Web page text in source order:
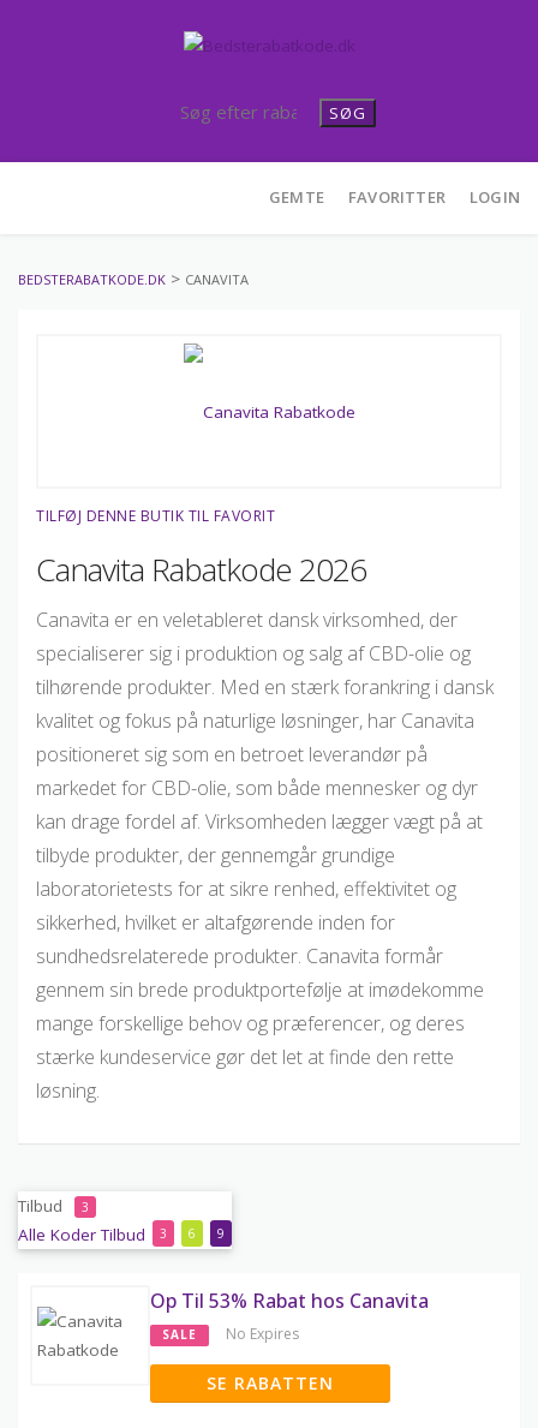
SØG
GEMTE FAVORITTER LOGIN
BEDSTERABATKODE.DK > CANAVITA
TILFØJ DENNE BUTIK TIL FAVORIT
Canavita Rabatkode 2026
Canavita er en veletableret dansk virksomhed, der
specialiserer sig i produktion og salg af CBD-olie og
tilhørende produkter. Med en stærk forankring i dansk
kvalitet og fokus på naturlige løsninger, har Canavita
positioneret sig som en betroet leverandør på
markedet for CBD-olie, som både mennesker og dyr
kan drage fordel af. Virksomheden lægger vægt på at
tilbyde produkter, der gennemgår grundige
laboratorietests for at sikre renhed, effektivitet og
sikkerhed, hvilket er altafgørende inden for
sundhedsrelaterede produkter. Canavita formår
gennem sin brede produktportefølje at imødekomme
mange forskellige behov og præferencer, og deres
stærke kundeservice gør det let at finde den rette
løsning.
Tilbud 3
Alle 9
Koder 6
Tilbud 3
Op Til 53% Rabat hos Canavita
SALE No Expires
SE RABATTEN